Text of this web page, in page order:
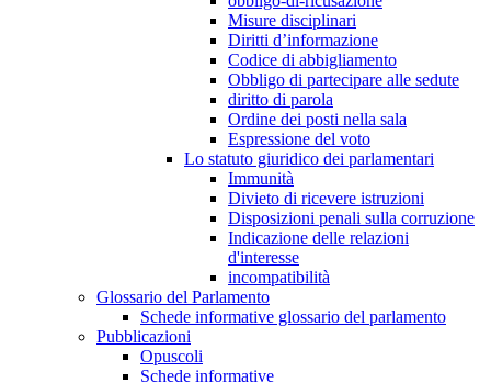
Misure disciplinari
Diritti d’informazione
Codice di abbigliamento
Obbligo di partecipare alle sedute
diritto di parola
Ordine dei posti nella sala
Espressione del voto
Lo statuto giuridico dei parlamentari
Immunità
Divieto di ricevere istruzioni
Disposizioni penali sulla corruzione
Indicazione delle relazioni
d'interesse
incompatibilità
Glossario del Parlamento
Schede informative glossario del parlamento
Pubblicazioni
Opuscoli
Schede informative